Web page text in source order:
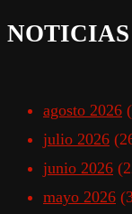
NOTICIAS
agosto 2026
julio 2026
junio 2026
mayo 2026